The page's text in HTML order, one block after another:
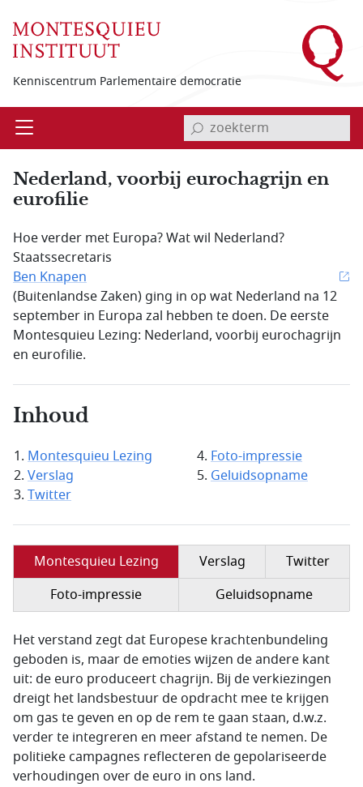
Kenniscentrum Parlementaire democratie
Open invoerveld zoekterm
Nederland, voorbij eurochagrijn en
eurofilie
Hoe verder met Europa? Wat wil Nederland?
Staatssecretaris
Ben Knapen
(Buitenlandse Zaken) ging in op wat Nederland na 12
september in Europa zal hebben te doen. De eerste
Montesquieu Lezing: Nederland, voorbij eurochagrijn
en eurofilie.
Inhoud
Montesquieu Lezing
Verslag
Twitter
Foto-impressie
Geluidsopname
Montesquieu Lezing Verslag
Twitter
Foto-impressie
Geluidsopname
Het verstand zegt dat Europese krachtenbundeling
geboden is, maar de emoties wijzen de andere kant
uit: de euro produceert chagrijn. Bij de verkiezingen
dreigt het landsbestuur de opdracht mee te krijgen
om gas te geven en op de rem te gaan staan, d.w.z.
verder te integreren en meer afstand te nemen. De
politieke campagnes reflecteren de gepolariseerde
verhoudingen over de euro in ons land.